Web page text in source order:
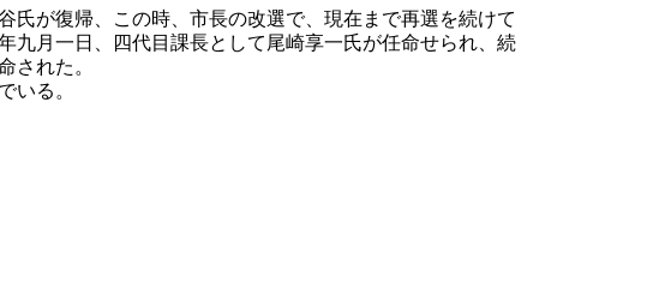
が復帰、この時、市長の改選で、現在まで再選を続けて
九月一日、四代目課長として尾崎享一氏が任命せられ、続
された。
いる。